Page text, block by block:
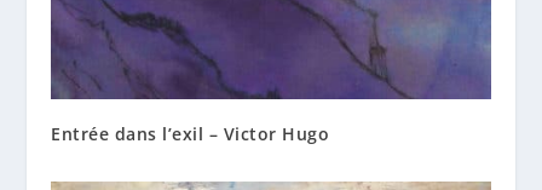
Entrée dans l’exil – Victor Hugo